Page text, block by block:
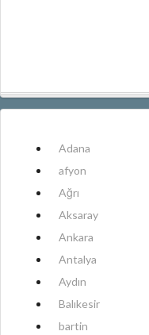
Adana
afyon
Ağrı
Aksaray
Ankara
Antalya
Aydın
Balıkesir
bartin